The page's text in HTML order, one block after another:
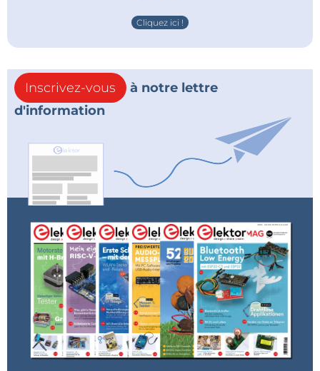
Cliquez ici !
Inscrivez-vous
à notre lettre
d'information